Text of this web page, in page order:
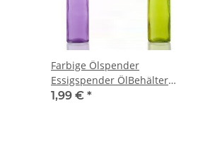
Farbige Ölspender
Essigspender ÖlBehälter
Essigbehälter
1,99 € *